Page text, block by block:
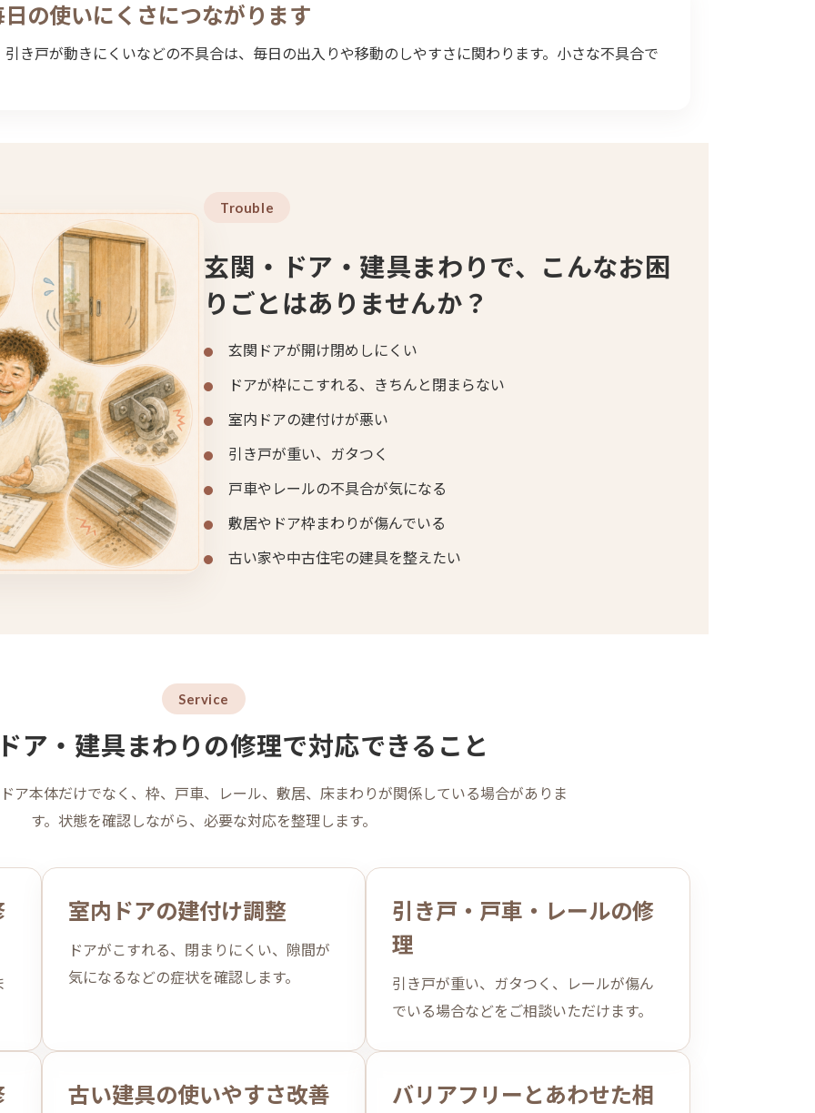
の使いにくさにつながります
き戸が動きにくいなどの不具合は、毎日の出入りや移動のしやすさに関わります。小さな不具合で
Trouble
玄関・ドア・建具まわりで、こんなお困
りごとはありませんか？
玄関ドアが開け閉めしにくい
ドアが枠にこすれる、きちんと閉まらない
室内ドアの建付けが悪い
引き戸が重い、ガタつく
戸車やレールの不具合が気になる
敷居やドア枠まわりが傷んでいる
古い家や中古住宅の建具を整えたい
Service
ア・建具まわりの修理で対応できること
ア本体だけでなく、枠、戸車、レール、敷居、床まわりが関係している場合がありま
す。状態を確認しながら、必要な対応を整理します。
室内ドアの建付け調整
ドアがこすれる、閉まりにくい、隙間が
気になるなどの症状を確認します。
引き戸・戸車・レールの修
理
引き戸が重い、ガタつく、レールが傷ん
でいる場合などをご相談いただけます。
古い建具の使いやすさ改善
バリアフリーとあわせた相